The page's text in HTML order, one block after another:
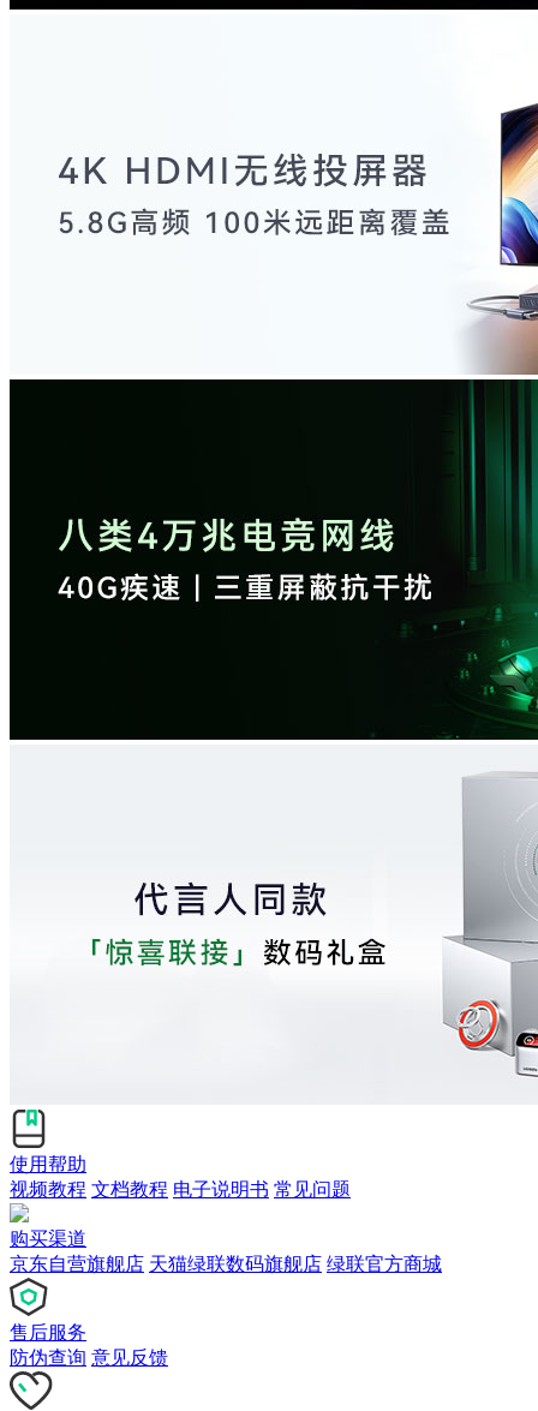
使用帮助
视频教程 文档教程 电子说明书 常见问题
购买渠道
京东自营旗舰店 天猫绿联数码旗舰店 绿联官方商城
售后服务
防伪查询 意见反馈